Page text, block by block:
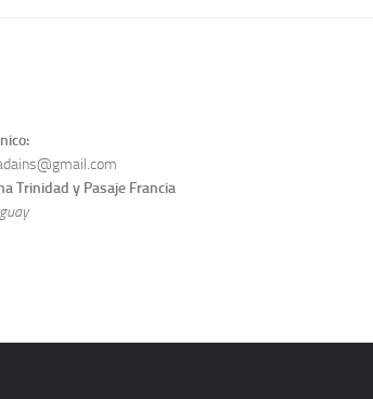
Trinidad y Pasaje Francia